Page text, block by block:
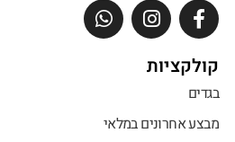
קולקציות
בגדים
מבצע אחרונים במלאי